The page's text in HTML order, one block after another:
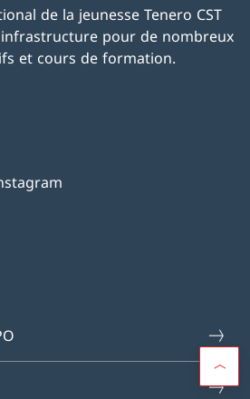
de la jeunesse Tenero CST
pour de nombreux
et cours de formation.